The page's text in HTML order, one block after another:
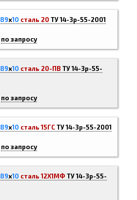
89х10 сталь 20 ТУ 14-3р-55-2001
по запросу
89х10 сталь 20-ПВ ТУ 14-3р-55-
по запросу
89х10 сталь 15ГСТУ 14-3р-55-2001
по запросу
89х10 сталь 12Х1МФ ТУ 14-3р-55-